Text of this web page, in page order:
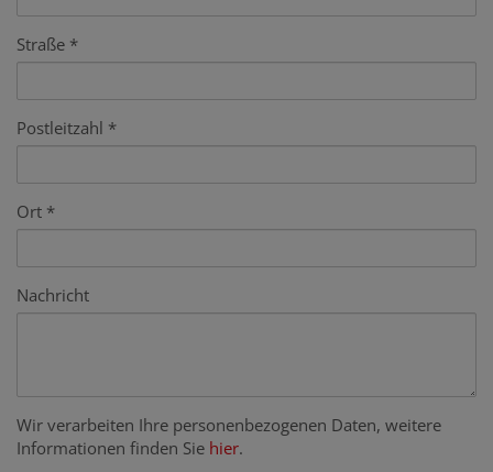
Straße
Postleitzahl
Ort
Nachricht
Wir verarbeiten Ihre personenbezogenen Daten, weitere
Informationen finden Sie hier.